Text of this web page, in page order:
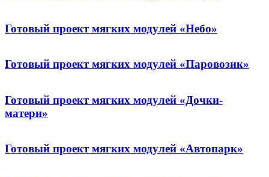
Готовый проект мягких модулей «Небо»
Готовый проект мягких модулей «Паровозик»
Готовый проект мягких модулей «Дочки-
матери»
Готовый проект мягких модулей «Автопарк»